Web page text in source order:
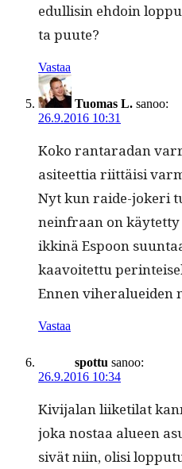
edullisin ehdoin
ta puute?
Vastaa
Tuomas L. sanoo:
26.9.2016 10:31
Koko rantaradan
a­siteet­tia riit­täisi
Nyt kun raide-jok­eri
nein­fraan on
ikkinä Espoon
kaavoitet­tu
Ennen viher­aluei­den
Vastaa
spottu sanoo:
26.9.2016 10:34
Kivi­jalan liiketi­lat
joka nos­taa alueen
sivät niin, olisi